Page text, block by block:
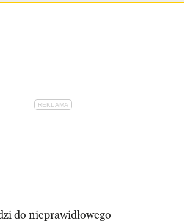
do nieprawidłowego